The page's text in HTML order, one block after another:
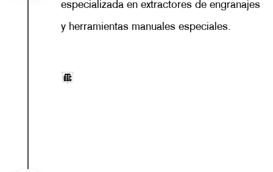
especializada en extractores de engranajes
y herramientas manuales especiales.